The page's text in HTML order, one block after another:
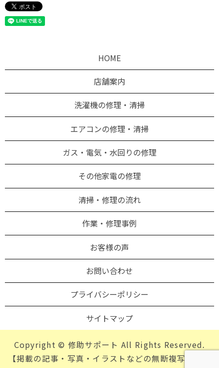
HOME
店舗案内
洗濯機の修理・清掃
エアコンの修理・清掃
ガス・電気・水回りの修理
その他家電の修理
清掃・修理の流れ
作業・修理事例
お客様の声
お問い合わせ
プライバシーポリシー
サイトマップ
Copyright © 修助サポート All Rights Reserved.
【掲載の記事・写真・イラストなどの無断複写・転載